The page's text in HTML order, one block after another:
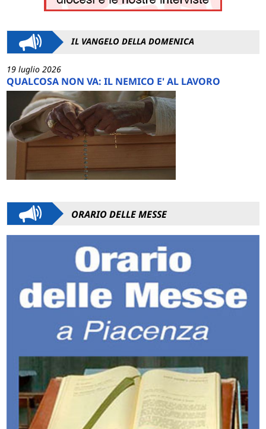
IL VANGELO DELLA DOMENICA
19 luglio 2026
QUALCOSA NON VA: IL NEMICO E' AL LAVORO
ORARIO DELLE MESSE